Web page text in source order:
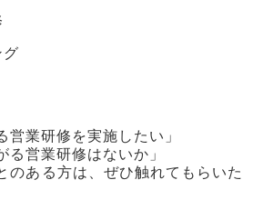
営業研修を実施したい」
る営業研修はないか」
のある方は、ぜひ触れてもらいた